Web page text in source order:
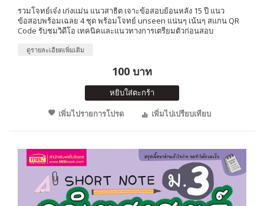
รวมโจทย์เจ๋ง เก่งแม่น แนวสาธิต เจาะข้อสอบย้อนหลัง 15 ปี แนว
ข้อสอบพร้อมเฉลย 4 ชุด พร้อมโจทย์ unseen แน่นๆ เน้นๆ สแกน QR
Code รับชมวิดีโอ เทคนิคและเเนวทางการเตรียมตัวก่อนสอบ
ดูรายละเอียดเพิ่มเติม
100 บาท
หยิบใส่ตะกร้า
เพิ่มไปรายการโปรด
เพิ่มไปเปรียบเทียบ